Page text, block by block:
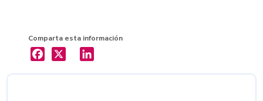
Comparta esta información
X LinkedIn